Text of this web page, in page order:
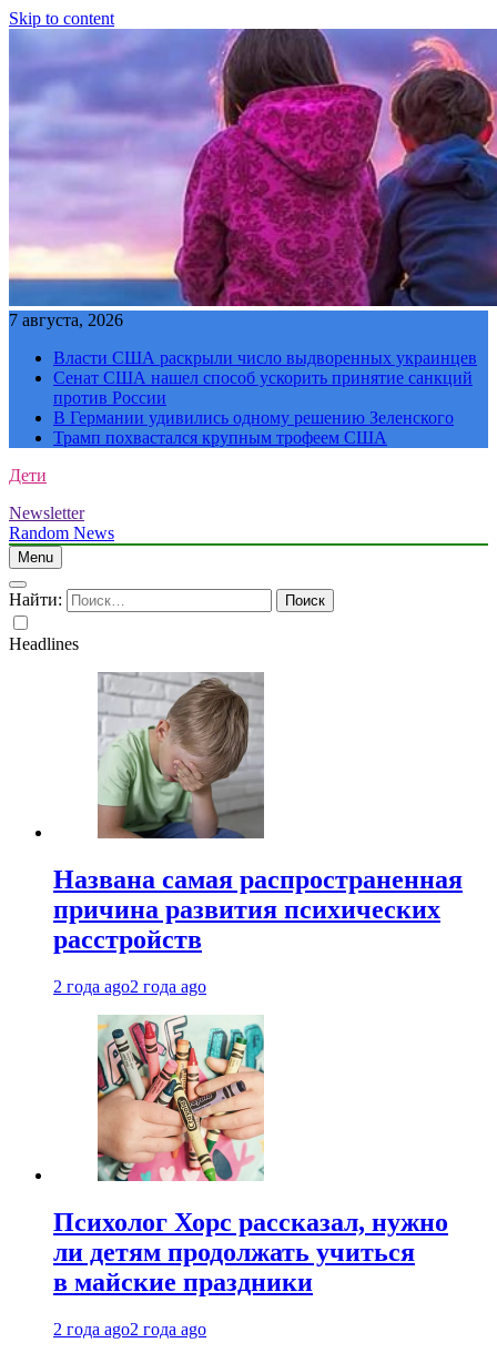
Skip to content
7 августа, 2026
Власти США раскрыли число выдворенных украинцев
Сенат США нашел способ ускорить принятие санкций
против России
В Германии удивились одному решению Зеленского
Трамп похвастался крупным трофеем США
Дети
Newsletter
Random News
Menu
Найти:
Headlines
Названа самая распространенная
причина развития психических
расстройств
2 года ago2 года ago
Психолог Хорс рассказал, нужно
ли детям продолжать учиться
в майские праздники
2 года ago2 года ago